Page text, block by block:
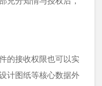
的接收权限也可以实
计图纸等核心数据外